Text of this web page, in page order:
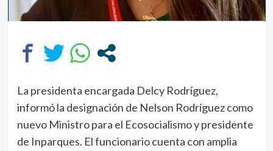
La presidenta encargada Delcy Rodríguez,
informó la designación de Nelson Rodríguez como
nuevo Ministro para el Ecosocialismo y presidente
de Inparques. El funcionario cuenta con amplia